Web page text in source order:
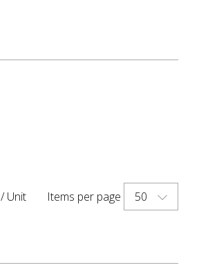
Items per page 50
/ Unit